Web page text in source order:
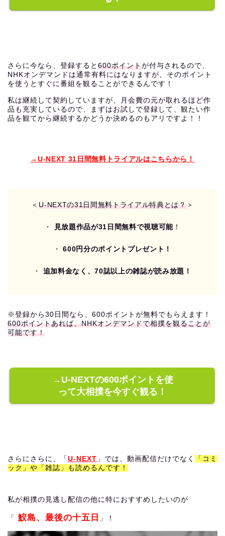
さらに今なら、登録すると 600ポイントが付与されるので、
NHKオンデマンドは通常有料にはなりますが、そのポイント
を使うとすぐに番組を観ることができるんです！
私は継続して契約していますが、月会費の元が取れるほど作
品も充実しているので、まずはお試しで登録して、観たい作
品を観てから継続するかどうか決めるのもアリですよ！！
→U-NEXT 31日間無料トライアルはこちらから！
＜U-NEXTの31日間無料トライアル特典とは？＞
・ 見放題作品が31日間無料で視聴可能 ！
・600円分のポイントプレゼント！
・ 追加料金なく、70誌以上の雑誌が読み放題！
※登録から30日間なら、600ポイントが無料でもらえます！
600ポイントあれば、NHKオンデマンドで相撲を観ることが
可能です！
→U-NEXTの600ポイントを使
って大相撲を今すぐ観る！
さらにさらに、「 U-NEXT 」では、動画配信だけでなく
「コミ
ック」や「雑誌」も読めるんです！
私が相撲の見逃し配信の他に特におすすめしたいのが
「 鮫島、最後の十五日 」！